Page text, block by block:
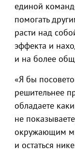
единой
помогать
расти над
эффекта и
и на более
«Я бы
решительнее
обладаете
не
окружающим
и остаться